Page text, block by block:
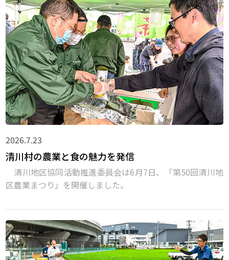
2026.7.23
清川村の農業と食の魅力を発信
清川地区協同活動推進委員会は6月7日、「第50回清川地
区農業まつり」を開催しました。